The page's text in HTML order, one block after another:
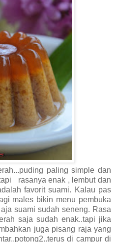
paling simple dan
rasanya enak , lembut dan
favorit suami. Kalau pas
males bikin menu pembuka
suami sudah seneng. Rasa
saja sudah enak..tapi jika
juga pisang raja yang
di campur di